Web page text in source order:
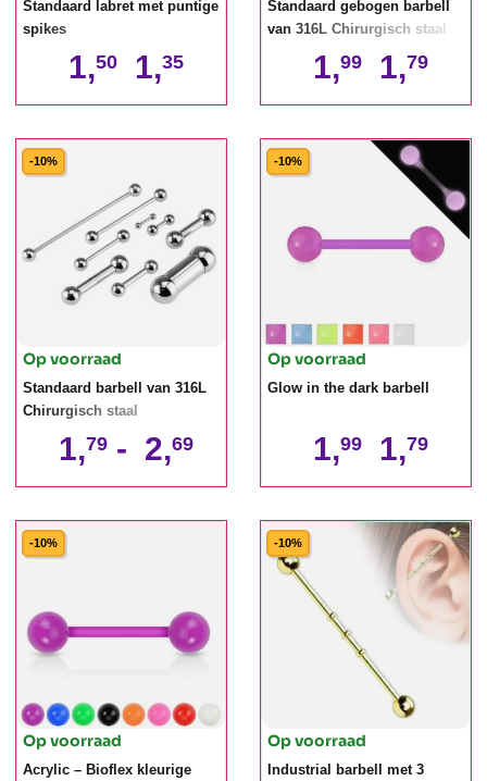
Standaard labret met puntige
spikes
1,50 1,35
Standaard gebogen barbell
van 316L Chirurgisch staal
1,99 1,79
-10%
Op voorraad
Standaard barbell van 316L
Chirurgisch staal
1,79 - 2,69
-10%
Op voorraad
Glow in the dark barbell
1,99 1,79
-10%
Op voorraad
Acrylic – Bioflex kleurige
-10%
Op voorraad
Industrial barbell met 3